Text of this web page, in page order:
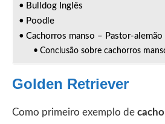
Bulldog Inglês
Poodle
Cachorros manso – Pastor-alemão
Conclusão sobre cachorros
Golden Retriever
Como primeiro exemplo de